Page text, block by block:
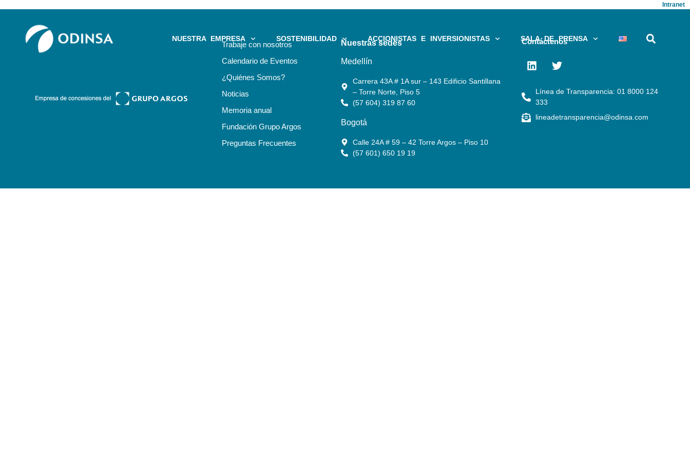
Intranet
NUESTRA EMPRESA SOSTENIBILIDAD ACCIONISTAS E INVERSIONISTAS SALA DE PRENSA
Trabaje con nosotros
Calendario de Eventos
¿Quiénes Somos?
Noticias
Memoria anual
Fundación Grupo Argos
Preguntas Frecuentes
Nuestras sedes
Medellín
Carrera 43A # 1A sur – 143 Edificio Santillana
– Torre Norte, Piso 5
(57 604) 319 87 60
Bogotá
Calle 24A # 59 – 42 Torre Argos – Piso 10
(57 601) 650 19 19
Contáctenos
Línea de Transparencia: 01 8000 124
333
lineadetransparencia@odinsa.com